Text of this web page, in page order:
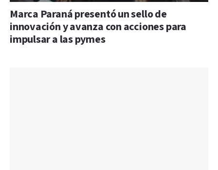
Marca Paraná presentó un sello de
innovación y avanza con acciones para
impulsar a las pymes